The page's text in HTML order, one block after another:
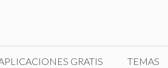
GRATIS TEMAS